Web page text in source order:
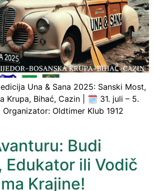
Una & Sana 2025: Sanski Most,
Krupa, Bihać, Cazin | 🗓️ 31. juli – 5.
Oldtimer Klub 1912
Budi
Edukator ili Vodič
Krajine!